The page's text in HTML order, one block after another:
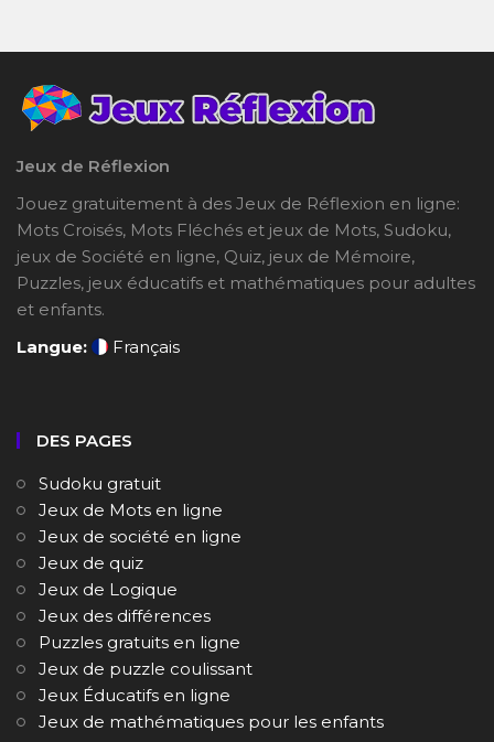
Jeux de Réflexion
Jouez gratuitement à des Jeux de Réflexion en ligne:
Mots Croisés, Mots Fléchés et jeux de Mots, Sudoku,
jeux de Société en ligne, Quiz, jeux de Mémoire,
Puzzles, jeux éducatifs et mathématiques pour adultes
et enfants.
Langue:
Français
DES PAGES
Sudoku gratuit
Jeux de Mots en ligne
Jeux de société en ligne
Jeux de quiz
Jeux de Logique
Jeux des différences
Puzzles gratuits en ligne
Jeux de puzzle coulissant
Jeux Éducatifs en ligne
Jeux de mathématiques pour les enfants